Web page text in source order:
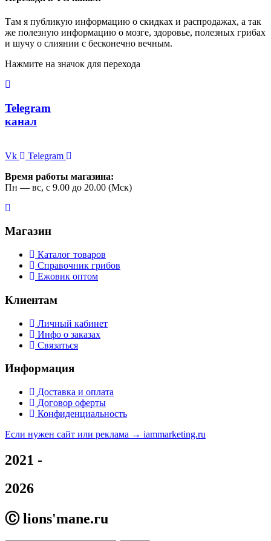
Там я публикую информацию о скидках и распродажах, а так
же полезную информацию о мозге, здоровье, полезных грибах
и шучу о слиянии с бесконечно вечным.
Нажмите на значок для перехода
Telegram
канал
Vk
Telegram
Время работы магазина:
Пн — вс, с 9.00 до 20.00 (Мск)
Магазин
Каталог товаров
Справочник грибов
Ежовик оптом
Клиентам
Личный кабинет
Инфо о заказах
Связаться
Информация
Доставка и оплата
Договор оферты
Конфиденциальность
Если нужен сайт или реклама → iammarketing.ru
2021 -
2026
Ⓒ lions'mane.ru